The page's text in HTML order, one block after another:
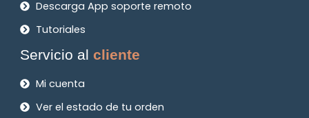
Descarga App soporte remoto
Tutoriales
Servicio alcliente
Mi cuenta
Ver el estado de tu orden